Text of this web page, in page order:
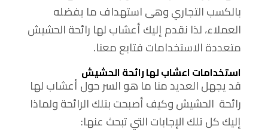
بالكسب التجاري وهى استهداف ما يفضله
العملاء، لذا نقدم إليك أعشاب لها رائحة الحشيش
متعددة الاستخدامات فتابع معنا.
استخدامات اعشاب لها رائحة الحشيش
قد يجهل العديد منا ما هو السر حول أعشاب لها
رائحة الحشيش وكيف أصبحت بتلك الرائحة ولماذا
إليك كل تلك الإجابات التي تبحث عنها: